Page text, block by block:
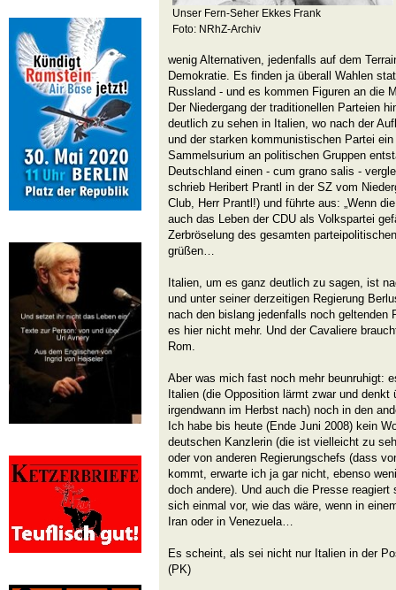
Unser Fern-Seher Ekkes Frank
Foto: NRhZ-Archiv
wenig Alternativen, jedenfalls auf dem
Demokratie. Es finden ja überall Wahlen
Russland - und es kommen Figuren an die
Der Niedergang der traditionellen Parteien
deutlich zu sehen in Italien, wo nach der
und der starken kommunistischen Partei
Sammelsurium an politischen Gruppen
Deutschland einen - cum grano salis -
schrieb Heribert Prantl in der SZ vom
Club, Herr Prantl!) und führte aus: „Wenn
auch das Leben der CDU als Volkspartei
Zerbröselung des gesamten
grüßen…
Italien, um es ganz deutlich zu sagen, ist
und unter seiner derzeitigen Regierung
nach den bislang jedenfalls noch geltenden
es hier nicht mehr. Und der Cavaliere
Rom.
Aber was mich fast noch mehr beunruhigt:
Italien (die Opposition lärmt zwar und denkt
irgendwann im Herbst nach) noch in den
Ich habe bis heute (Ende Juni 2008) kein
deutschen Kanzlerin (die ist vielleicht zu
oder von anderen Regierungschefs (dass
kommt, erwarte ich ja gar nicht, ebenso
doch andere). Und auch die Presse
sich einmal vor, wie das wäre, wenn in
Iran oder in Venezuela…
Es scheint, als sei nicht nur Italien in der
(PK)